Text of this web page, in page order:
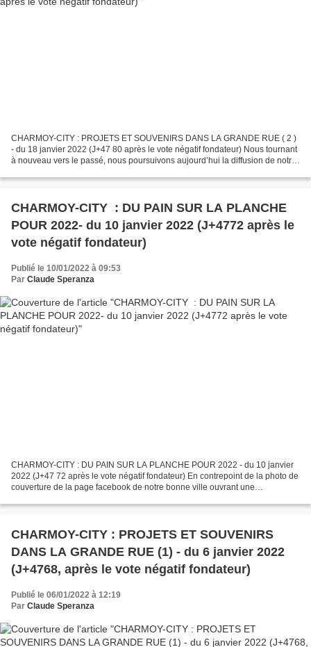
CHARMOY-CITY : PROJETS ET SOUVENIRS DANS LA GRANDE RUE ( 2 )
- du 18 janvier 2022 (J+47 80 après le vote négatif fondateur) Nous tournant
à nouveau vers le passé, nous poursuivons aujourd’hui la diffusion de notre
CHARMOY-CITY : DU PAIN SUR LA PLANCHE
POUR 2022- du 10 janvier 2022 (J+4772 après le
vote négatif fondateur)
Publié le 10/01/2022 à 09:53
Par Claude Speranza
CHARMOY-CITY : DU PAIN SUR LA PLANCHE POUR 2022 - du 10 janvier
2022 (J+47 72 après le vote négatif fondateur) En contrepoint de la photo de
couverture de la page facebook de notre bonne ville ouvrant une
CHARMOY-CITY : PROJETS ET SOUVENIRS
DANS LA GRANDE RUE (1) - du 6 janvier 2022
(J+4768, après le vote négatif fondateur)
Publié le 06/01/2022 à 12:19
Par Claude Speranza